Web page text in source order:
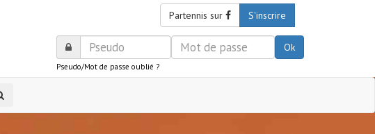
Partennis sur S'inscrire
Ok
Pseudo/Mot de passe oublié ?